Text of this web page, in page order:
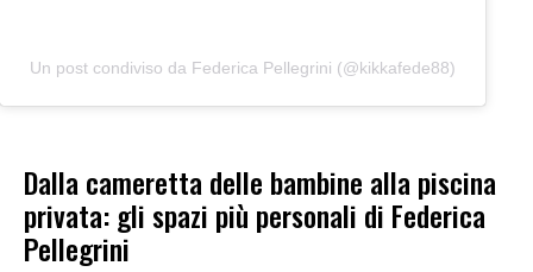
Un post condiviso da Federica Pellegrini (@kikkafede88)
Dalla cameretta delle bambine alla piscina
privata: gli spazi più personali di Federica
Pellegrini